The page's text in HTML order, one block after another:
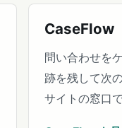
CaseFlow
問い合わせを
跡を残して次
サイトの窓口